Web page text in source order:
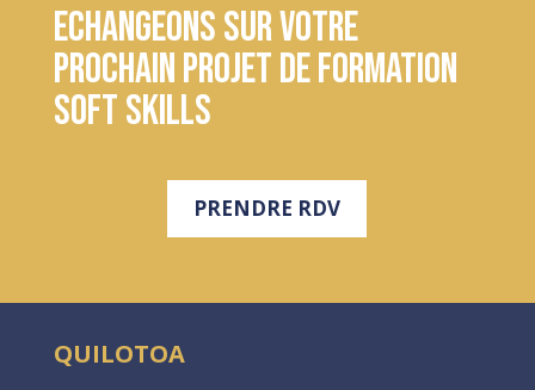
Echangeons sur votre
prochain projet de formation
soft skills
PRENDRE RDV
QUILOTOA